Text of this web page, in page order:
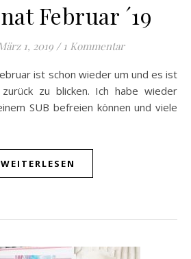
Februar ´19
1, 2019 / 1 Kommentar
zu blicken. Ich habe wieder
SUB befreien können und viele
WEITERLESEN